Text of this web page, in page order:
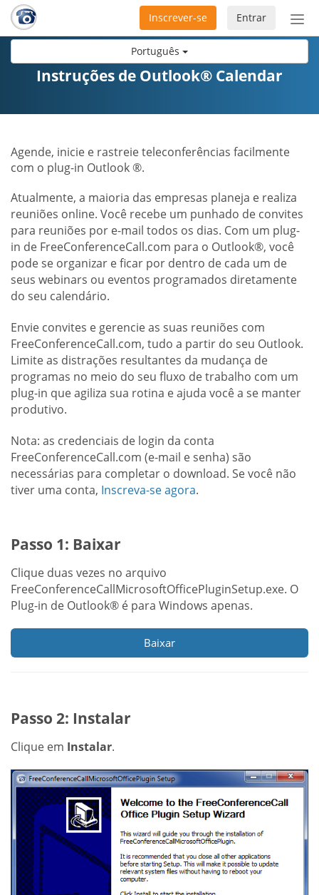
Português
Entrar
Inscrever-se
Instruções de Outlook® Calendar
Agende, inicie e rastreie teleconferências facilmente
com o plug-in Outlook ®.
Atualmente, a maioria das empresas planeja e realiza
reuniões online. Você recebe um punhado de convites
para reuniões por e-mail todos os dias. Com um plug-
in de FreeConferenceCall.com para o Outlook®, você
pode se organizar e ficar por dentro de cada um de
seus webinars ou eventos programados diretamente
do seu calendário.
Envie convites e gerencie as suas reuniões com
FreeConferenceCall.com, tudo a partir do seu Outlook.
Limite as distrações resultantes da mudança de
programas no meio do seu fluxo de trabalho com um
plug-in que agiliza sua rotina e ajuda você a se manter
produtivo.
Nota: as credenciais de login da conta
FreeConferenceCall.com (e-mail e senha) são
necessárias para completar o download. Se você não
tiver uma conta, Inscreva-se agora.
Passo 1: Baixar
Clique duas vezes no arquivo
FreeConferenceCallMicrosoftOfficePluginSetup.exe. O
Plug-in de Outlook® é para Windows apenas.
Baixar
Passo 2: Instalar
Clique em Instalar.